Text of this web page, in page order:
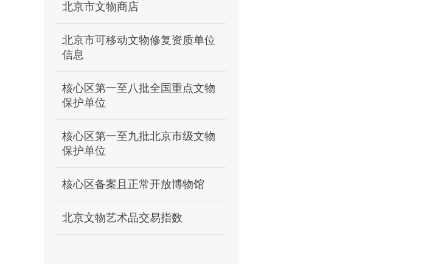
北京市文物商店
北京市可移动文物修复资质单位
信息
核心区第一至八批全国重点文物
保护单位
核心区第一至九批北京市级文物
保护单位
核心区备案且正常开放博物馆
北京文物艺术品交易指数